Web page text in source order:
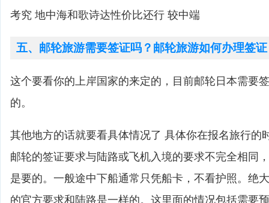
考究 地中海和歌诗达性价比还行 较中端
五、邮轮旅游需要签证吗？邮轮旅游如何办理签
这个要看你的上岸国家的来定的，目前邮轮日本需要
的。
其他地方的话就要看具体情况了 具体你在报名旅行的
邮轮的签证要求与陆路或飞机入境的要求不完全相同
是要的。一般途中下船通常只凭船卡，不看护照。绝
的官方要求和陆路是一样的。这里面的情况包括需要